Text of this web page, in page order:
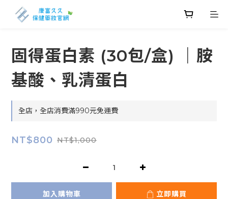
固得蛋白素 (30包/盒) ｜胺
基酸、乳清蛋白
全店，全店消費滿990元免運費
NT$800 NT$1,000
加入購物車 立即購買